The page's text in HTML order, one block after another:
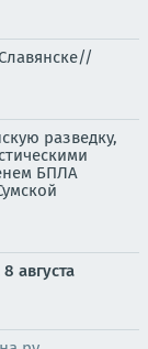
разведку,
БПЛА
августа